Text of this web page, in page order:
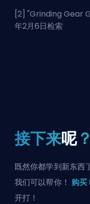
[2] "Grinding Gear
年2月6日检索
接下来呢？
既然你都学到新东西
我们可以帮你！ 购买
开打！